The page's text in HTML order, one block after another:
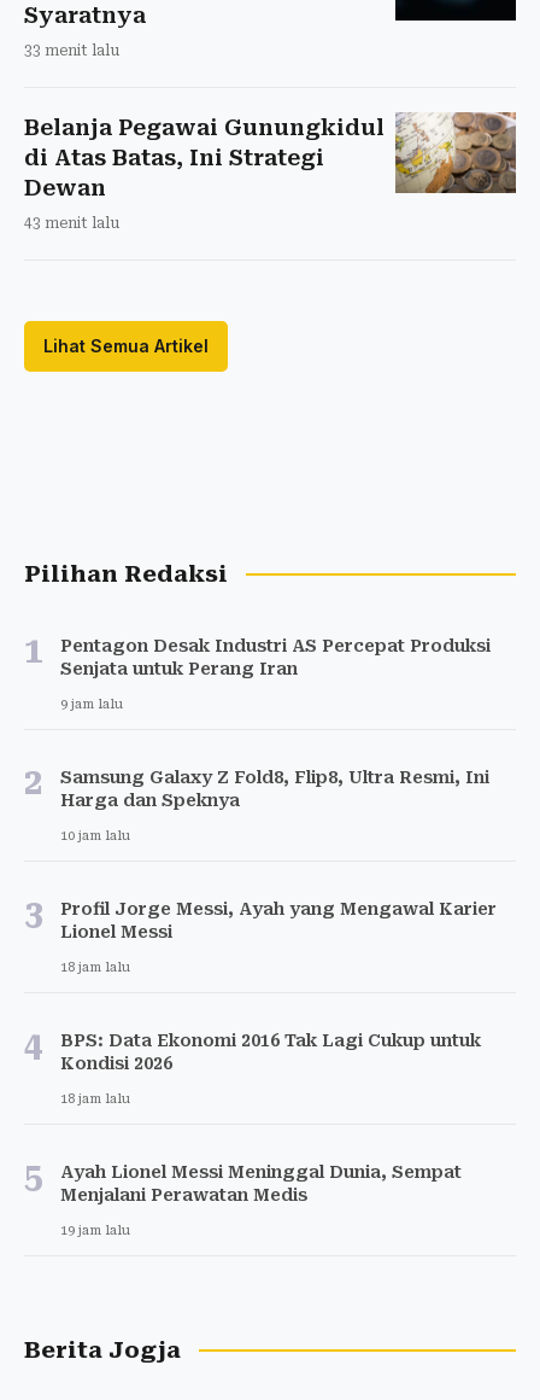
Syaratnya
33 menit lalu
Belanja Pegawai Gunungkidul
di Atas Batas, Ini Strategi
Dewan
43 menit lalu
Lihat Semua Artikel
Pilihan Redaksi
1
Pentagon Desak Industri AS Percepat Produksi
Senjata untuk Perang Iran
9 jam lalu
2
Samsung Galaxy Z Fold8, Flip8, Ultra Resmi, Ini
Harga dan Speknya
10 jam lalu
3
Profil Jorge Messi, Ayah yang Mengawal Karier
Lionel Messi
18 jam lalu
4
BPS: Data Ekonomi 2016 Tak Lagi Cukup untuk
Kondisi 2026
18 jam lalu
5
Ayah Lionel Messi Meninggal Dunia, Sempat
Menjalani Perawatan Medis
19 jam lalu
Berita Jogja